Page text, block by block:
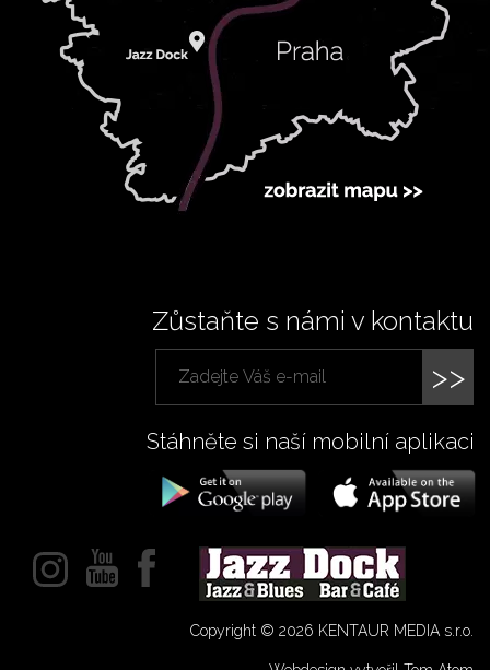
Zůstaňte s námi v kontaktu
>>
Stáhněte si naší mobilní aplikaci
Copyright © 2026 KENTAUR MEDIA s.r.o.